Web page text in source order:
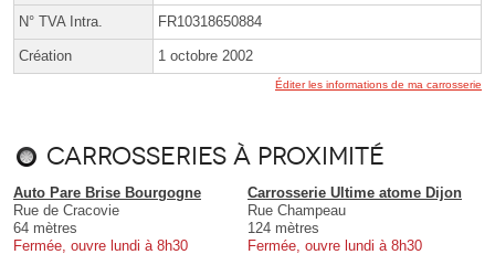
N° TVA Intra. FR10318650884
Création 1 octobre 2002
Éditer les informations de ma carrosserie
Carrosseries à proximité
Auto Pare Brise Bourgogne
Rue de Cracovie
64 mètres
Fermée, ouvre lundi à 8h30
Carrosserie Ultime atome Dijon
Rue Champeau
124 mètres
Fermée, ouvre lundi à 8h30